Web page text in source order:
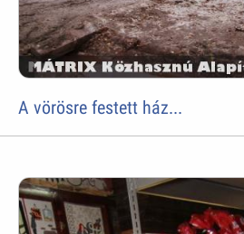
A vörösre festett ház...